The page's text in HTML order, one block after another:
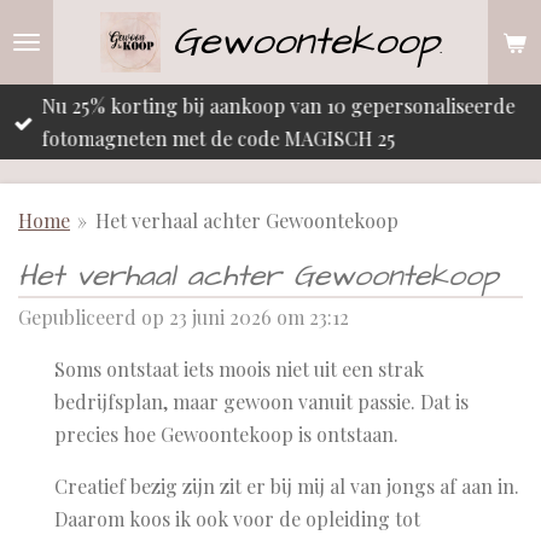
de
hoofdinhoud
Gewoontekoop.
Nu 25% korting bij aankoop van 10 gepersonaliseerde
fotomagneten met de code MAGISCH 25
Home » Het verhaal achter Gewoontekoop
Het verhaal achter Gewoontekoop
Gepubliceerd op 23 juni 2026 om 23:12
Soms ontstaat iets moois niet uit een strak
bedrijfsplan, maar gewoon vanuit passie. Dat is
precies hoe Gewoontekoop is ontstaan.
Creatief bezig zijn zit er bij mij al van jongs af aan in.
Daarom koos ik ook voor de opleiding tot